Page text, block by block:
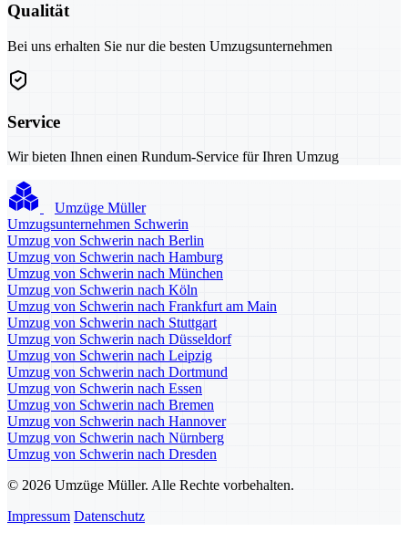
Qualität
Bei uns erhalten Sie nur die besten Umzugsunternehmen
Service
Wir bieten Ihnen einen Rundum-Service für Ihren Umzug
Umzüge Müller
Umzugsunternehmen Schwerin
Umzug von Schwerin nach Berlin
Umzug von Schwerin nach Hamburg
Umzug von Schwerin nach München
Umzug von Schwerin nach Köln
Umzug von Schwerin nach Frankfurt am Main
Umzug von Schwerin nach Stuttgart
Umzug von Schwerin nach Düsseldorf
Umzug von Schwerin nach Leipzig
Umzug von Schwerin nach Dortmund
Umzug von Schwerin nach Essen
Umzug von Schwerin nach Bremen
Umzug von Schwerin nach Hannover
Umzug von Schwerin nach Nürnberg
Umzug von Schwerin nach Dresden
© 2026 Umzüge Müller. Alle Rechte vorbehalten.
Impressum Datenschutz